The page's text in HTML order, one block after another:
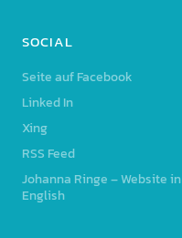
SOCIAL
Seite auf Facebook
Linked In
Xing
RSS Feed
Johanna Ringe – Website in
English